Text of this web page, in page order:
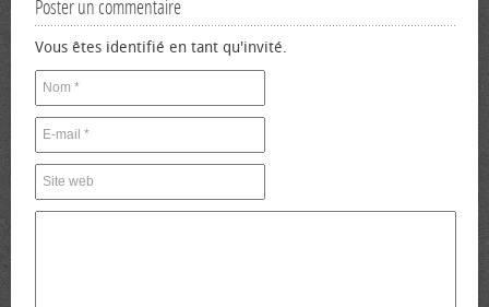
Poster un commentaire
Vous êtes identifié en tant qu'invité.